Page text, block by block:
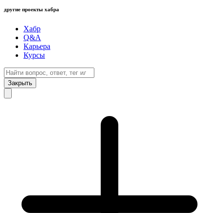
другие проекты хабра
Хабр
Q&A
Карьера
Курсы
Закрыть